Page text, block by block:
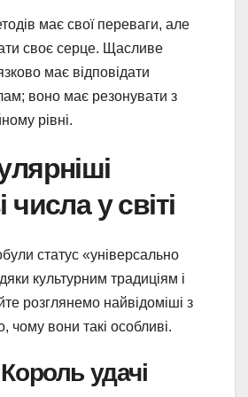
має свої переваги, але
своє серце. Щасливе
має відповідати
воно має резонувати з
рівні.
у світі
статус «універсально
культурним традиціям і
розглянемо найвідоміші з
чому вони такі особливі.
удачі